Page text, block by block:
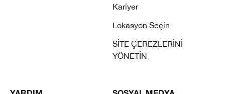
Kariyer
Lokasyon Seçin
SİTE ÇEREZLERİNİ
YÖNETİN